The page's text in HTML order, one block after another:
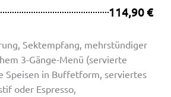
114,90 €
Sektempfang, mehrstündiger
3-Gänge-Menü (servierte
Speisen in Buffetform, serviertes
oder Espresso,